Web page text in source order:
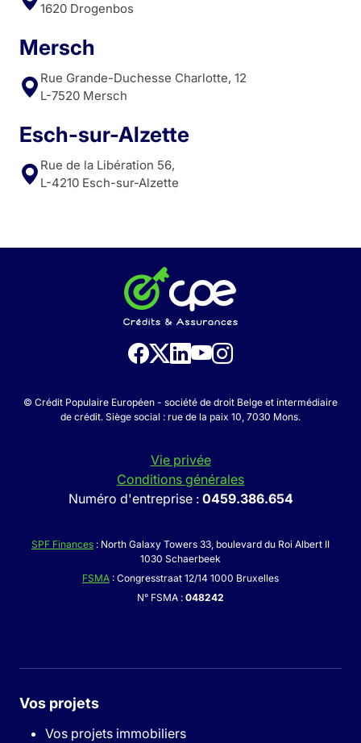
1620 Drogenbos
Mersch
Rue Grande-Duchesse Charlotte, 12
L-7520 Mersch
Esch-sur-Alzette
Rue de la Libération 56,
L-4210 Esch-sur-Alzette
© Crédit Populaire Européen - société de droit Belge et intermédiaire
de crédit. Siège social : rue de la paix 10, 7030 Mons.
Vie privée
Conditions générales
Numéro d'entreprise : 0459.386.654
SPF Finances : North Galaxy Towers 33, boulevard du Roi Albert II
1030 Schaerbeek
FSMA : Congresstraat 12/14 1000 Bruxelles
N° FSMA : 048242
Vos projets
Vos projets immobiliers